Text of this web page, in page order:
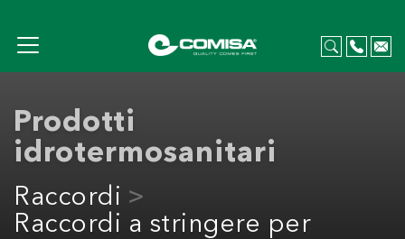
Prodotti
idrotermosanitari
Raccordi
Raccordi a stringere per